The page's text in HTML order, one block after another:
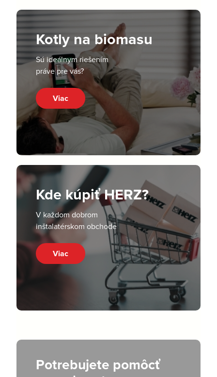
Kotly na biomasu
Sú ideálnym riešením
práve pre vás?
Viac
Kde kúpiť HERZ?
V každom dobrom
inštalatérskom obchode
Viac
Potrebujete pomôcť